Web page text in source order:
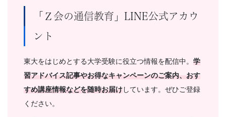
「Ｚ会の通信教育」LINE公式アカウ
ント
東大をはじめとする大学受験に役立つ情報を配信中。 学
習アドバイス記事やお得なキャンペーンのご案内、おす
すめ講座情報などを随時お届けしています。ぜひご登録
ください。